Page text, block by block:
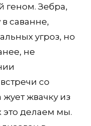
геном. Зебра,
саванне,
угроз, но
не
со
жует жвачку из
это делаем мы.